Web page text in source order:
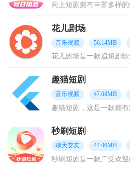
花儿剧场
音乐视频 56.14MB
趣猫短剧
音乐视频 47.08MB
秒刷短剧
聊天交友 44.00MB